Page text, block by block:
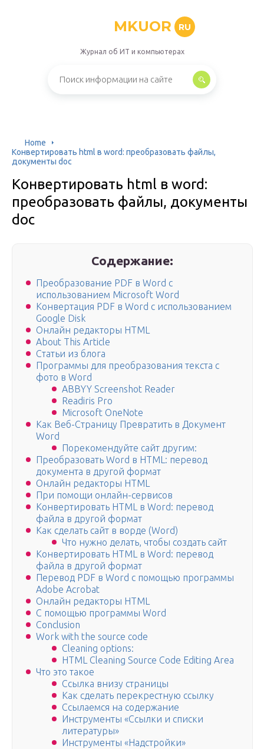
MKUOR RU
Журнал об ИТ и компьютерах
Home
Конвертировать html в word: преобразовать файлы,
документы doc
Конвертировать html в word:
преобразовать файлы, документы
doc
Содержание:
Преобразование PDF в Word с
использованием Microsoft Word
Конвертация PDF в Word с использованием
Google Disk
Онлайн редакторы HTML
About This Article
Статьи из блога
Программы для преобразования текста с
фото в Word
ABBYY Screenshot Reader
Readiris Pro
Microsoft OneNote
Как Веб-Страницу Превратить в Документ
Word
Порекомендуйте сайт другим:
Преобразовать Word в HTML: перевод
документа в другой формат
Онлайн редакторы HTML
При помощи онлайн-сервисов
Конвертировать HTML в Word: перевод
файла в другой формат
Как сделать сайт в ворде (Word)
Что нужно делать, чтобы создать сайт
Конвертировать HTML в Word: перевод
файла в другой формат
Перевод PDF в Word с помощью программы
Аdobe Аcrobat
Онлайн редакторы HTML
С помощью программы Word
Conclusion
Work with the source code
Cleaning options:
HTML Cleaning Source Code Editing Area
Что это такое
Ссылка внизу страницы
Как сделать перекрестную ссылку
Ссылаемся на содержание
Инструменты «Ссылки и списки
литературы»
Инструменты «Надстройки»